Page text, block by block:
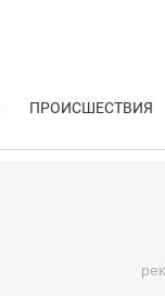
ПРОИСШЕСТВИЯ